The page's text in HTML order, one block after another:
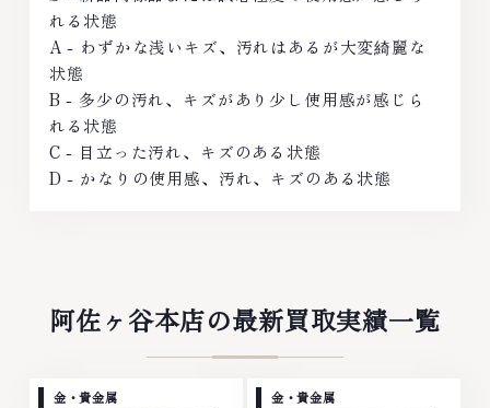
れる状態
A - わずかな浅いキズ、汚れはあるが大変綺麗な
状態
B - 多少の汚れ、キズがあり少し使用感が感じら
れる状態
C - 目立った汚れ、キズのある状態
D - かなりの使用感、汚れ、キズのある状態
阿佐ヶ谷本店の最新買取実績一覧
金・貴金属 金・貴金属